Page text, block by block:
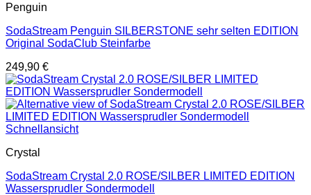
Penguin
SodaStream Penguin SILBERSTONE sehr selten EDITION
Original SodaClub Steinfarbe
249,90 €
Schnellansicht
Crystal
SodaStream Crystal 2.0 ROSE/SILBER LIMITED EDITION
Wassersprudler Sondermodell